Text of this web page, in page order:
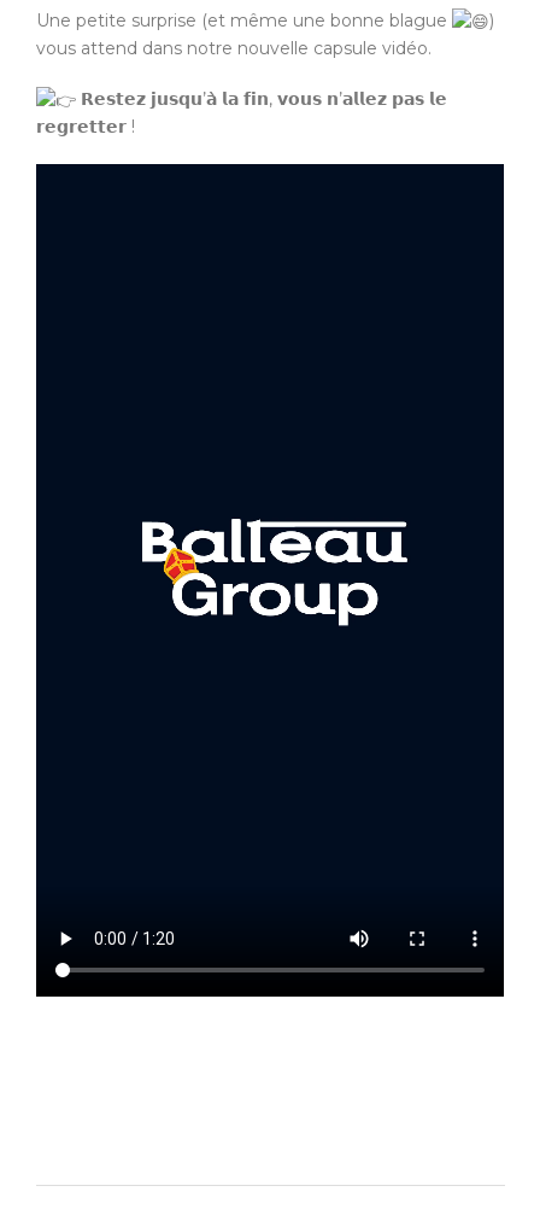
Une petite surprise (et même une bonne blague
)
vous attend dans notre nouvelle capsule vidéo.
𝗥𝗲𝘀𝘁𝗲𝘇 𝗷𝘂𝘀𝗾𝘂’𝗮̀ 𝗹𝗮 𝗳𝗶𝗻, 𝘃𝗼𝘂𝘀 𝗻’𝗮𝗹𝗹𝗲𝘇 𝗽𝗮𝘀 𝗹𝗲
𝗿𝗲𝗴𝗿𝗲𝘁𝘁𝗲𝗿 !